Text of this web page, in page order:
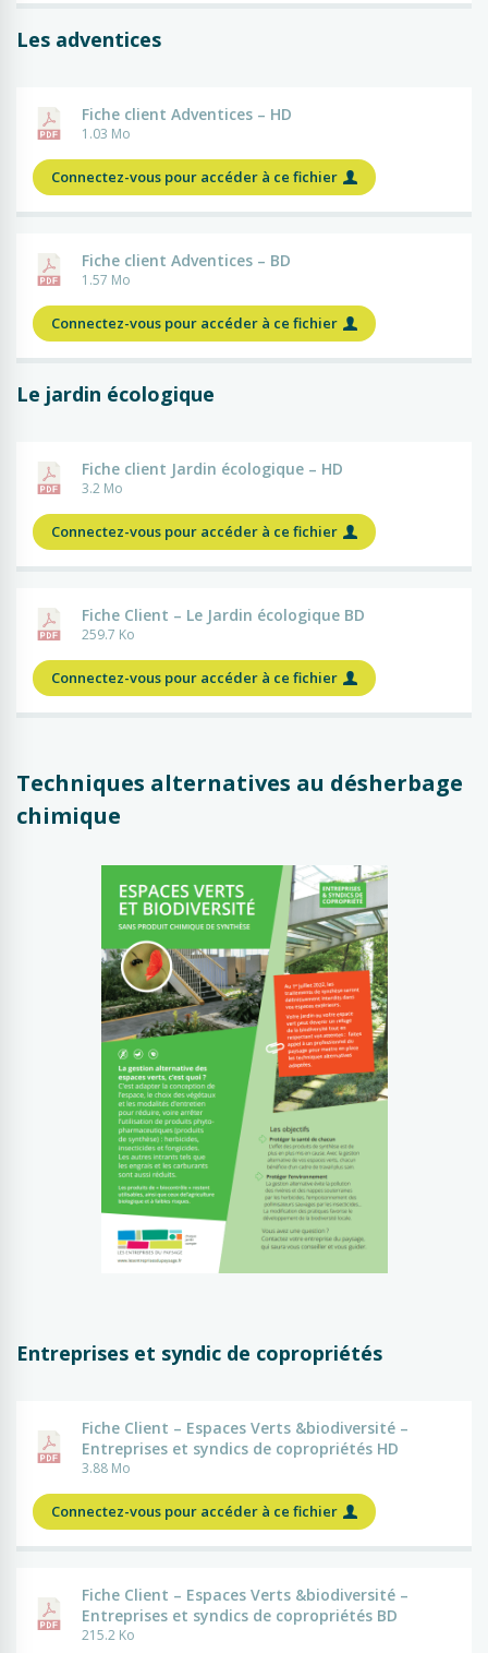
Les adventices
Fiche client Adventices – HD
1.03 Mo
Connectez-vous pour accéder à ce fichier
Fiche client Adventices – BD
1.57 Mo
Connectez-vous pour accéder à ce fichier
Le jardin écologique
Fiche client Jardin écologique – HD
3.2 Mo
Connectez-vous pour accéder à ce fichier
Fiche Client – Le Jardin écologique BD
259.7 Ko
Connectez-vous pour accéder à ce fichier
Techniques alternatives au désherbage
chimique
Entreprises et syndic de copropriétés
Fiche Client – Espaces Verts &biodiversité –
Entreprises et syndics de copropriétés HD
3.88 Mo
Connectez-vous pour accéder à ce fichier
Fiche Client – Espaces Verts &biodiversité –
Entreprises et syndics de copropriétés BD
215.2 Ko